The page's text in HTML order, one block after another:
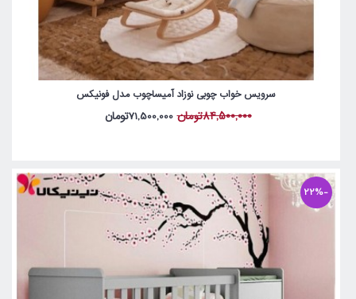
سرویس خواب چوبی نوزاد آمیساچوب مدل فونیکس
84,500,000تومان 71,500,000تومان
-22%